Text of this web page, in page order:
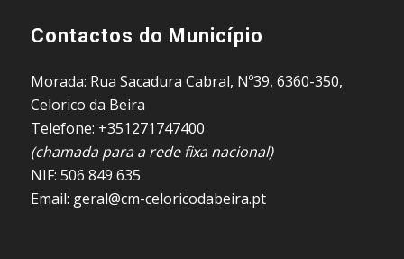
Contactos do Município
Morada: Rua Sacadura Cabral, Nº39, 6360-350,
Celorico da Beira
Telefone: +351271747400
(chamada para a rede fixa nacional)
NIF: 506 849 635
Email: geral@cm-celoricodabeira.pt